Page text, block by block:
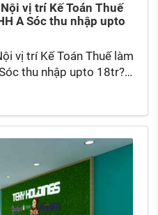
vị trí Kế Toán Thuế
A Sóc thu nhập upto
vị trí Kế Toán Thuế làm
thu nhập upto 18tr?
thuế trung bình hiện